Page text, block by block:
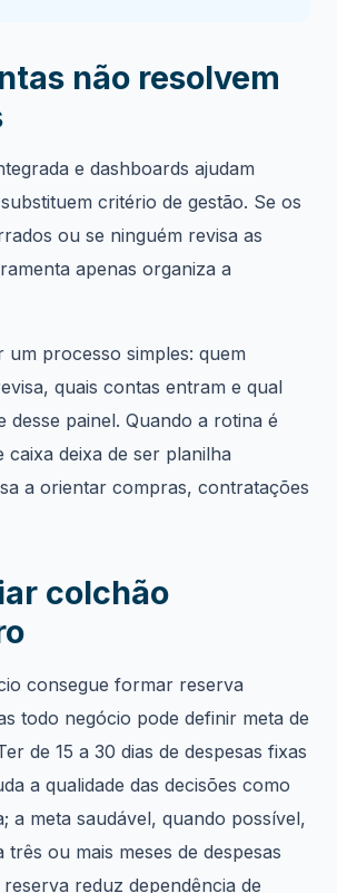
não resolvem
e dashboards ajudam
critério de gestão. Se os
ou se ninguém revisa as
apenas organiza a
um processo simples: quem
quais contas entram e qual
desse painel. Quando a rotina é
deixa de ser planilha
a orientar compras, contratações
colchão
consegue formar reserva
todo negócio pode definir meta de
de 15 a 30 dias de despesas fixas
a qualidade das decisões como
a meta saudável, quando possível,
ou mais meses de despesas
reserva reduz dependência de